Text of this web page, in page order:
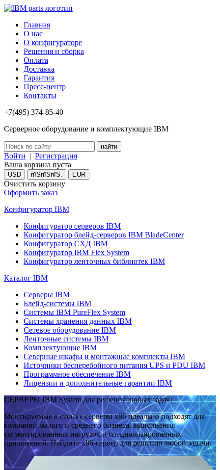
Главная
О нас
О конфигураторе
Решения и сборка
Оплата
Доставка
Гарантия
Пресс-центр
Контакты
+7(495) 374-85-40
Серверное оборудование и комплектующие IBM
Войти | Регистрация
Ваша корзина пуста
USD пїЅпїЅпїЅ. EUR
Очистить корзину
Оформить заказ
Конфигуратор IBM
Конфигуратор серверов IBM
Конфигуратор блейд-серверов IBM BladeCenter
Конфигуратор СХД IBM
Конфигуратор IBM Flex System
Конфигуратор ленточных библиотек IBM
Каталог IBM
Серверы IBM
Блейд-системы IBM
Системы IBM PureFlex System
Системы хранения данных IBM
Сетевое оборудование IBM
Ленточные системы IBM
Комплектующие IBM
Северные шкафы и монтажные комплекты IBM
Источники бесперебойного питания UPS и PDU IBM
Программное обеспечение IBM
Лицензии и дополнительные гарантии IBM
СЕРВЕРЫ IBM System для решения любых задач!
Монтируемые в стойку серверы x86 идеально подходят для
компаний малого и среднего бизнеса, выполнения
сегментированных нагрузок и специализированных
приложений. Найдите x86-сервер для решения любой задачи.